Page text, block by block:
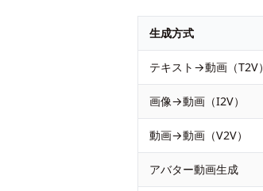
生成方式
テキスト→動画（T2V）
画像→動画（I2V）
動画→動画（V2V）
アバター動画生成